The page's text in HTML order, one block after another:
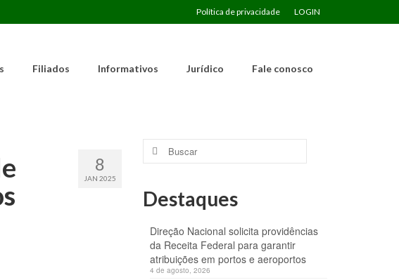
Política de privacidade LOGIN
Filiados Informativos Jurídico Fale conosco
8
JAN 2025
Buscar
por:
Destaques
Direção Nacional solicita providências
da Receita Federal para garantir
atribuições em portos e aeroportos
4 de agosto, 2026